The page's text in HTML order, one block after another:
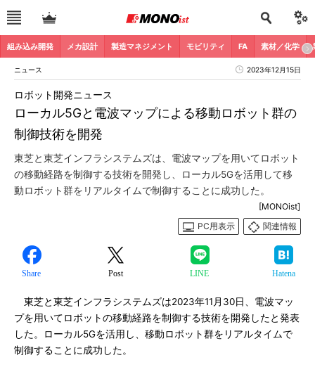
組み込み開発 メカ設計 製造マネジメント モビリティ FA 素材／化学
ニュース 2023年12月15日
ローカル5Gと電波マップによる移動ロボット群の
制御技術を開発
ロボット開発ニュース
東芝と東芝インフラシステムズは、電波マップを用いてロボット
の移動経路を制御する技術を開発し、ローカル5Gを活用して移
動ロボット群をリアルタイムで制御することに成功した。
[MONOist]
PC用表示
関連情報
Share Post LINE Hatena
東芝と東芝インフラシステムズは2023年11月30日、電波マッ
プを用いてロボットの移動経路を制御する技術を開発したと発表
した。ローカル5Gを活用し、移動ロボット群をリアルタイムで
制御することに成功した。